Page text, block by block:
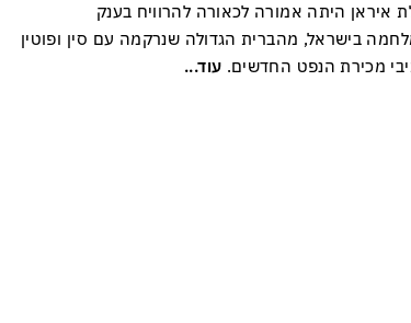
איראן היתה אמורה לכאורה להרוויח בענק
בישראל, מהברית הגדולה שנרקמה עם סין ופוטין
מכירת הנפט החדשים. עוד...